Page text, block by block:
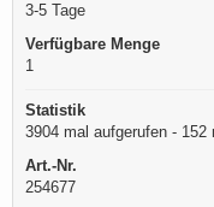
3-5 Tage
Verfügbare Menge
1
Statistik
3904 mal aufgerufen - 152
Art.-Nr.
254677